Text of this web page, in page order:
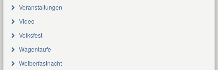
Veranstaltungen
Video
Volksfest
Wagentaufe
Weiberfastnacht